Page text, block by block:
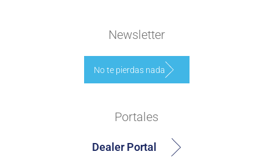
Newsletter
No te pierdas nada
Portales
Dealer Portal